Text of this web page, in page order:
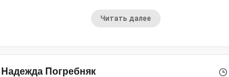
Читать далее
Надежда Погребняк